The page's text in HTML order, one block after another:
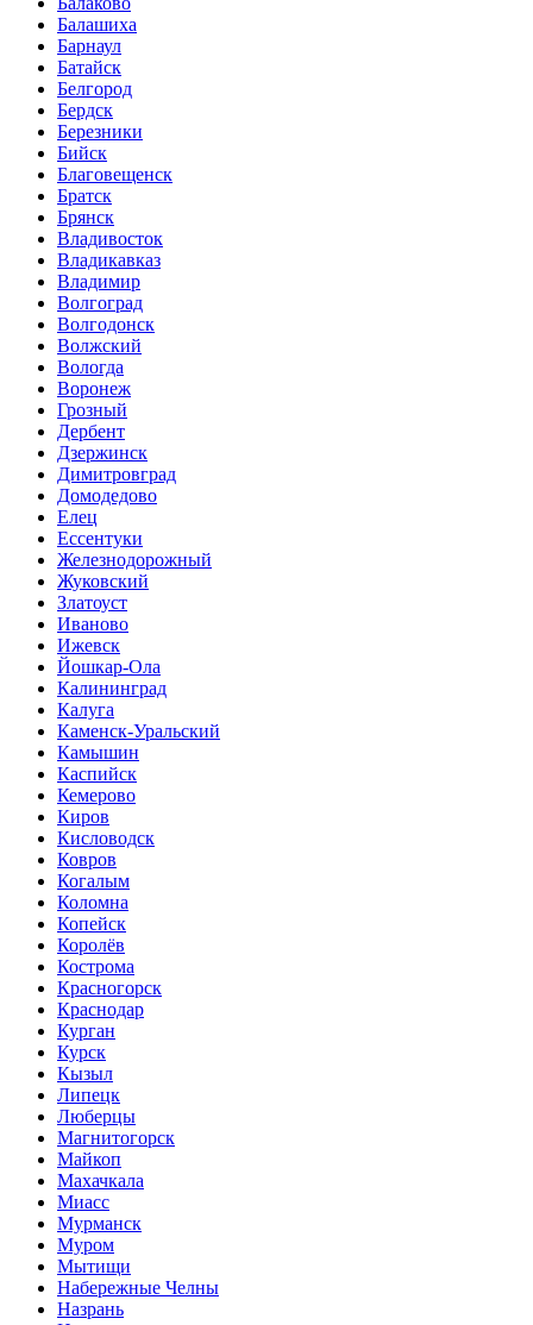
Балашиха
Барнаул
Батайск
Белгород
Бердск
Березники
Бийск
Благовещенск
Братск
Брянск
Владивосток
Владикавказ
Владимир
Волгоград
Волгодонск
Волжский
Вологда
Воронеж
Грозный
Дербент
Дзержинск
Димитровград
Домодедово
Елец
Ессентуки
Железнодорожный
Жуковский
Златоуст
Иваново
Ижевск
Йошкар-Ола
Калининград
Калуга
Каменск-Уральский
Камышин
Каспийск
Кемерово
Киров
Кисловодск
Ковров
Когалым
Коломна
Копейск
Королёв
Кострома
Красногорск
Краснодар
Курган
Курск
Кызыл
Липецк
Люберцы
Магнитогорск
Майкоп
Махачкала
Миасс
Мурманск
Муром
Мытищи
Набережные Челны
Назрань